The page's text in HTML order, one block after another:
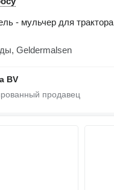
- мульчер для трактора
Geldermalsen
BV